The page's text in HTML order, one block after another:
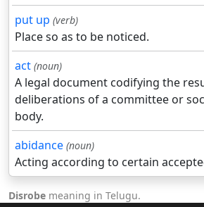
put up (verb)
Place so as to be noticed.
act (noun)
A legal document codifying the
deliberations of a committee or
body.
abidance (noun)
Acting according to certain
Disrobe meaning in Telugu.